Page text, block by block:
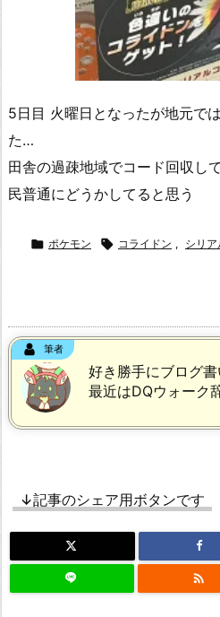
5日目 火曜日となったが地元で
た…
田舎の過疎地域でコード回収し
民普通にどうかしてると思う
 ポケモン  コライドン , シリ
筆者
好き勝手にブログ書
最近はDQウォーク
↓記事のシェア用ボタンです
